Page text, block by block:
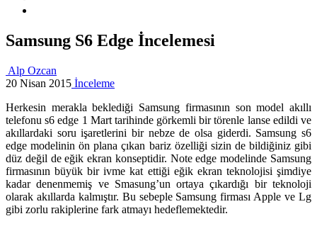
Samsung S6 Edge İncelemesi
Alp Ozcan
20 Nisan 2015 İnceleme
Herkesin merakla beklediği Samsung firmasının son model akıllı
telefonu s6 edge 1 Mart tarihinde görkemli bir törenle lanse edildi ve
akıllardaki soru işaretlerini bir nebze de olsa giderdi. Samsung s6
edge modelinin ön plana çıkan bariz özelliği sizin de bildiğiniz gibi
düz değil de eğik ekran konseptidir. Note edge modelinde Samsung
firmasının büyük bir ivme kat ettiği eğik ekran teknolojisi şimdiye
kadar denenmemiş ve Smasung’un ortaya çıkardığı bir teknoloji
olarak akıllarda kalmıştır. Bu sebeple Samsung firması Apple ve Lg
gibi zorlu rakiplerine fark atmayı hedeflemektedir.